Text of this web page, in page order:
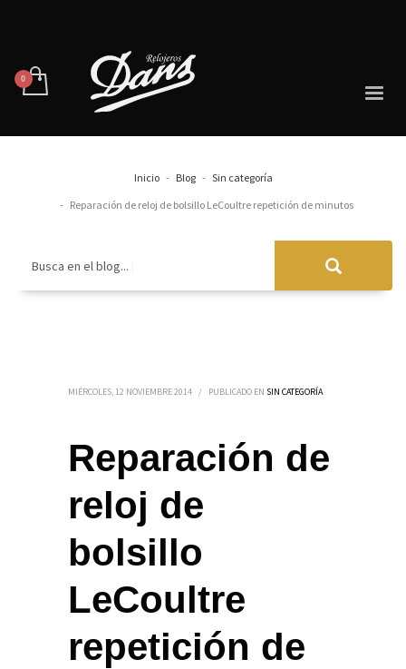
Inicio Blog
Sin categoría
Reparación de reloj de bolsillo LeCoultre repetición de minutos
Busca en el blog...
MIÉRCOLES, 12 NOVIEMBRE 2014 / PUBLICADO EN SIN CATEGORÍA
Reparación de
reloj de
bolsillo
LeCoultre
repetición de